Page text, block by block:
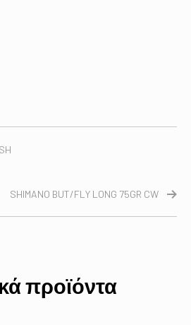
SHIMANO BUT/FLY LONG 75GR CW
προϊόντα